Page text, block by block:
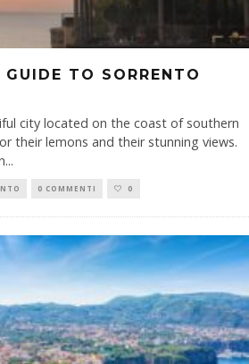
TO SORRENTO
city located on the coast of southern
their lemons and their stunning views.
...
0 COMMENTI 0